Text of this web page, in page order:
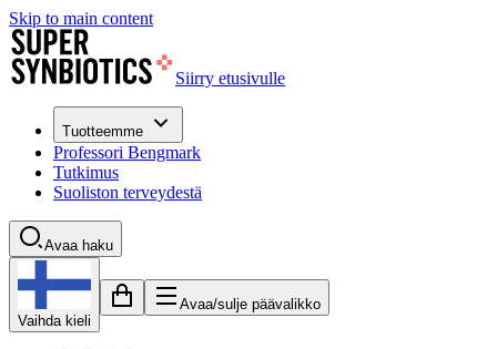
Skip to main content
Siirry etusivulle
Tuotteemme
Professori Bengmark
Tutkimus
Suoliston terveydestä
Avaa haku
Vaihda kieli
Avaa/sulje päävalikko